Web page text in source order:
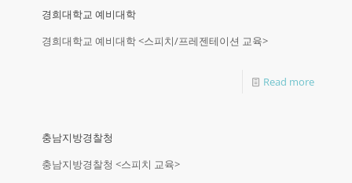
경희대학교 예비대학
경희대학교 예비대학 <스피치/프레젠테이션 교육>
Read more
충남지방경찰청
충남지방경찰청 <스피치 교육>